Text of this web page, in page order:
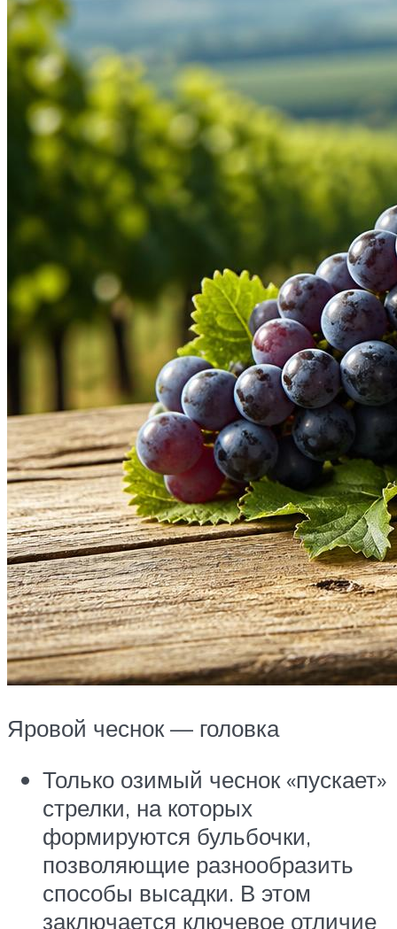
Яровой чеснок — головка
Только озимый чеснок «пускает»
стрелки, на которых
формируются бульбочки,
позволяющие разнообразить
способы высадки. В этом
заключается ключевое отличие